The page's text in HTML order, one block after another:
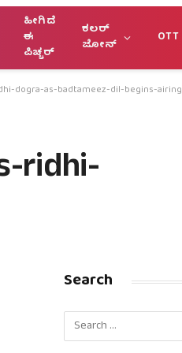
ಹೀಗಿದೆ
ಈ
ಪಿಚ್ಚರ್
ಕಲರ್
ಜೋನ್
OTT
dogra-as-badtameez-dil-begins-airing
ridhi-
Search